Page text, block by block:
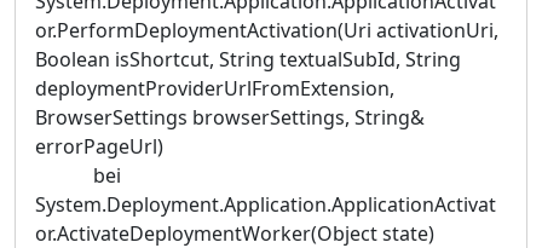
or.PerformDeploymentActivation(Uri activationUri,
Boolean isShortcut, String textualSubId, String
deploymentProviderUrlFromExtension,
BrowserSettings browserSettings, String&
errorPageUrl)
bei
System.Deployment.Application.ApplicationActivat
or.ActivateDeploymentWorker(Object state)